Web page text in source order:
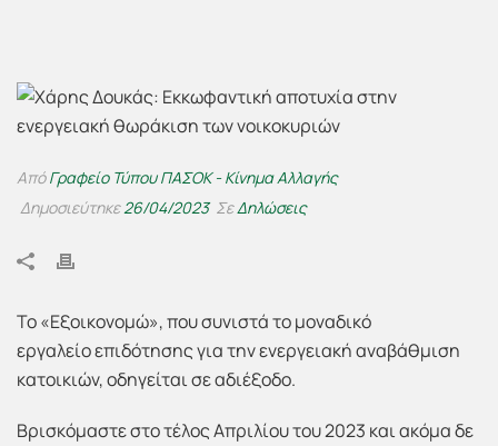
ΑπόΓραφείο Τύπου ΠΑΣΟΚ - Κίνημα Αλλαγής
Δημοσιεύτηκε26/04/2023 ΣεΔηλώσεις
Το «Εξοικονομώ», που συνιστά το μοναδικό
εργαλείο επιδότησης για την ενεργειακή αναβάθμιση
κατοικιών, οδηγείται σε αδιέξοδο.
Βρισκόμαστε στο τέλος Απριλίου του 2023 και ακόμα δε